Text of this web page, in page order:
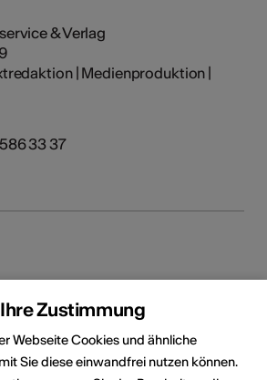
& Verlag
| Medienproduktion |
33 37
Zustimmung
Webseite Cookies und ähnliche
Sie diese einwandfrei nutzen können.